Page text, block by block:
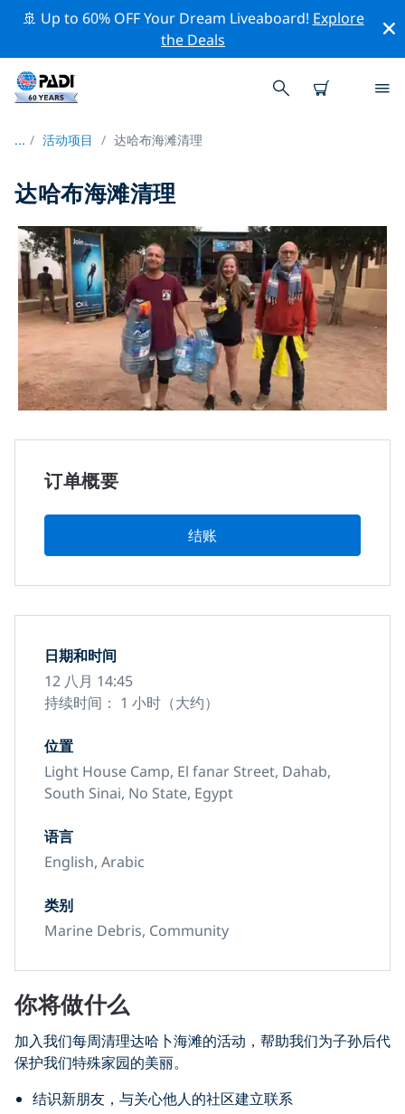
🚢 Up to 60% OFF Your Dream Liveaboard! Explore
the Deals
... / 活动项目 达哈布海滩清理
达哈布海滩清理
你将做什么
加入我们每周清理达哈卜海滩的活动，帮助我们为子孙后代
保护我们特殊家园的美丽。
结识新朋友，与关心他人的社区建立联系
订单概要
结账
日期和时间
12 八月 14:45
持续时间： 1 小时（大约）
位置
Light House Camp, El fanar Street, Dahab,
South Sinai, No State, Egypt
语言
English, Arabic
类别
Marine Debris, Community